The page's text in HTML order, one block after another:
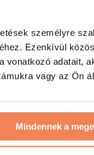
személyre
Ezenkívül
vonatkozó adatait,
vagy az Ön
Mindennek a